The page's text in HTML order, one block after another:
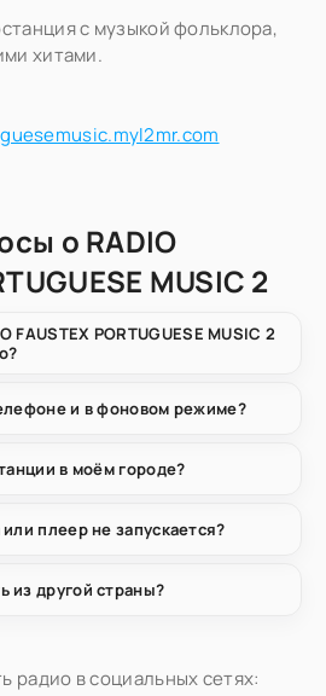
с музыкой фольклора,
хитами.
о RADIO
MUSIC 2
FAUSTEX PORTUGUESE MUSIC 2
и в фоновом режиме?
в моём городе?
плеер не запускается?
из другой страны?
радио в социальных сетях: